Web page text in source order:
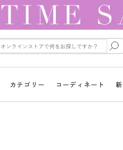
カテゴリー コーディネート